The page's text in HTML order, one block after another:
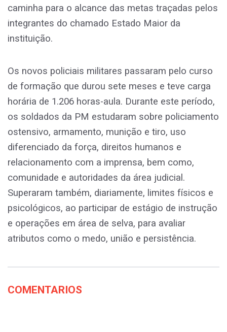
caminha para o alcance das metas traçadas pelos
integrantes do chamado Estado Maior da
instituição.
Os novos policiais militares passaram pelo curso
de formação que durou sete meses e teve carga
horária de 1.206 horas-aula. Durante este período,
os soldados da PM estudaram sobre policiamento
ostensivo, armamento, munição e tiro, uso
diferenciado da força, direitos humanos e
relacionamento com a imprensa, bem como,
comunidade e autoridades da área judicial.
Superaram também, diariamente, limites físicos e
psicológicos, ao participar de estágio de instrução
e operações em área de selva, para avaliar
atributos como o medo, união e persistência.
COMENTARIOS